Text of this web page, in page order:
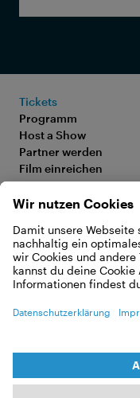
Tickets
Programm
Host a Show
Partner werden
Film einreichen
FAQ
Media Hub
Kontakt